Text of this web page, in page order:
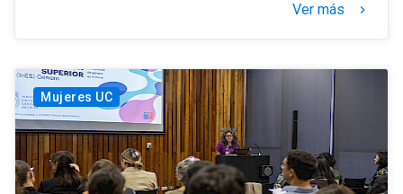
Ver más keyboard_arrow_right
Mujeres UC